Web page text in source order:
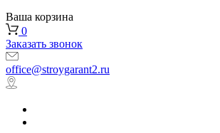
Ваша корзина
0
Заказать звонок
office@stroygarant2.ru